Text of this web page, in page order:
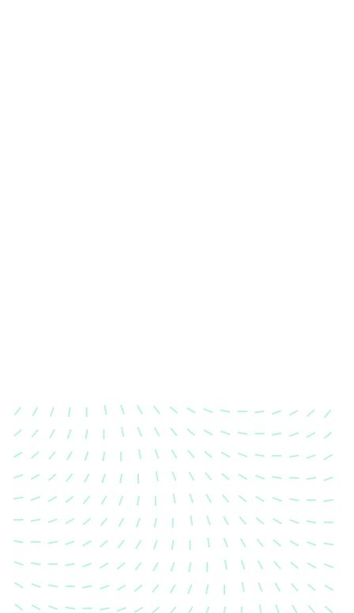
Karosserievermessung
Unsere exakte Karosserievermessung stellt sicher,
dass Ihre Fahrzeugkarosserie nach einem Unfall
wieder in ihren ursprünglichen Zustand gebracht
wird.